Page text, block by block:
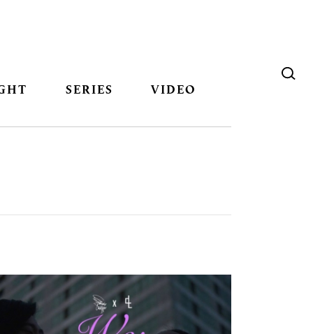
SERIES VIDEO